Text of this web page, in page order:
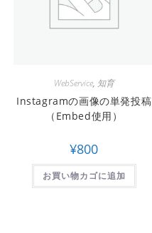
WebService, 知育
Instagramの画像の単発投稿
（Embed使用）
¥800
お買い物カゴに追加